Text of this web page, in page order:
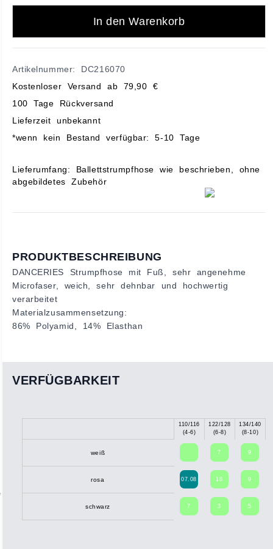
In den Warenkorb
Artikelnummer: DC216070
Kostenloser Versand ab 79,90 €
100 Tage Rückversand
Lieferzeit unbekannt
*wenn kein Bestand verfügbar: 5-10 Tage
Lieferumfang: Ballettstrumpfhose wie beschrieben, ohne
abgebildetes Zubehör
PRODUKTBESCHREIBUNG
DANCERIES Strumpfhose mit Fuß, sehr angenehme
Microfaser, weich, sehr dehnbar und hochwertig
verarbeitet
Materialzusammensetzung:
86% Polyamid, 14% Elasthan
VERFÜGBARKEIT
110/116
(4-6)
122/128
(6-8)
134/140
(8-10)
weiß 7 9
rosa 07.08 18 9
schwarz 7 3 5